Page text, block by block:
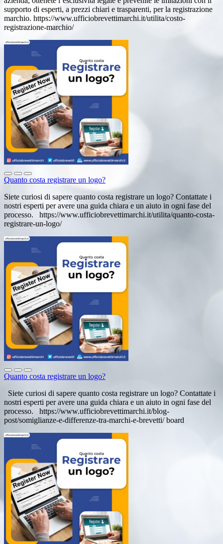
supporto di esperti, a prezzi chiari e trasparenti, per la registrazione
marchio. https://www.ufficiobrevettimarchi.it/utilita/costo-
registrazione-marchio/
Quanto costa registrare un logo?
Siete curiosi di sapere quanto costa registrare un logo? Contattate i
nostri esperti per avere una guida chiara e un aiuto in ogni fase del
processo. https://www.ufficiobrevettimarchi.it/utilita/quanto-costa-
registrare-un-logo/
Quanto costa registrare un logo?
Siete curiosi di sapere quanto costa registrare un logo? Contattate i
nostri esperti per avere una guida chiara e un aiuto in ogni fase del
processo. https://www.ufficiobrevettimarchi.it/blog-
post/somiglianze-e-differenze-tra-marchi-e-brevetti/ board